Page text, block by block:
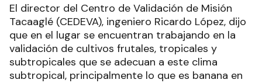
El director del Centro de Validación de Misión
Tacaaglé (CEDEVA), ingeniero Ricardo López, dijo
que en el lugar se encuentran trabajando en la
validación de cultivos frutales, tropicales y
subtropicales que se adecuan a este clima
subtropical, principalmente lo que es banana en